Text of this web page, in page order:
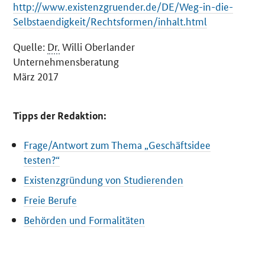
http://www.existenzgruender.de/DE/Weg-in-die-
Selbstaendigkeit/Rechtsformen/inhalt.html
Quelle: Dr. Willi Oberlander
Unternehmensberatung
März 2017
Tipps der Redaktion:
Frage/Antwort zum Thema „Geschäftsidee
testen?“
Existenzgründung von Studierenden
Freie Berufe
Behörden und Formalitäten